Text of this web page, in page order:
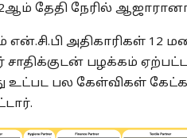
தேதி நேரில்
அதிகாரிகள் 12
சாதிக்குடன் பழக்கம்
உட்பட பல கேள்விகள்